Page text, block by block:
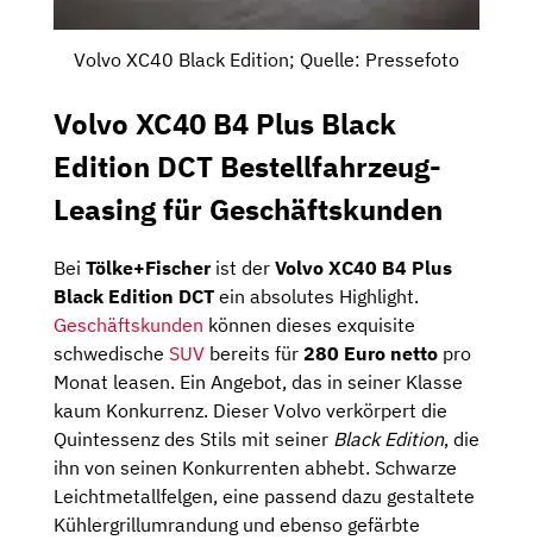
Volvo XC40 Black Edition; Quelle: Pressefoto
Volvo XC40 B4 Plus Black
Edition DCT Bestellfahrzeug-
Leasing für Geschäftskunden
Bei Tölke+Fischerist der Volvo XC40 B4 Plus
Black Edition DCT ein absolutes Highlight.
Geschäftskunden können dieses exquisite
schwedische SUV bereits für 280 Euro netto pro
Monat leasen. Ein Angebot, das in seiner Klasse
kaum Konkurrenz. Dieser Volvo verkörpert die
Quintessenz des Stils mit seiner Black Edition, die
ihn von seinen Konkurrenten abhebt. Schwarze
Leichtmetallfelgen, eine passend dazu gestaltete
Kühlergrillumrandung und ebenso gefärbte